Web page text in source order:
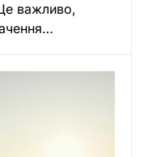
важливо,